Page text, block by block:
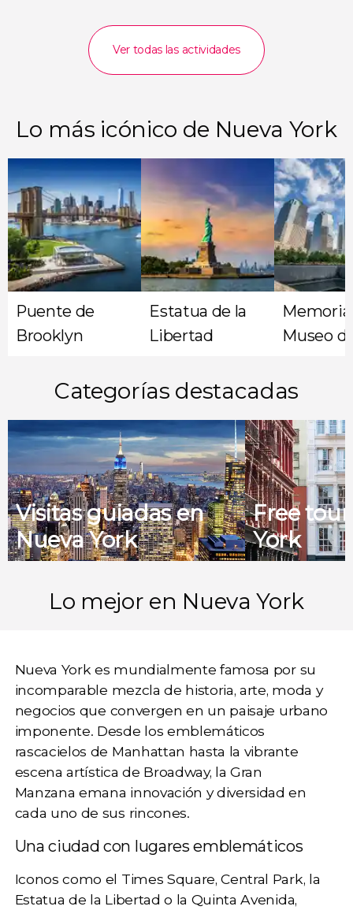
Ver todas las actividades
Lo más icónico de Nueva York
Puente de
Brooklyn
Estatua de la
Libertad
Museo
Categorías destacadas
Visitas guiadas en
Nueva York
Free
York
Lo mejor en Nueva York
Nueva Yorkes mundialmente famosa por su
incomparable mezcla de historia, arte, moda y
negocios que convergen en un paisaje urbano
imponente. Desde los emblemáticos
rascacielos de Manhattan hasta la vibrante
escena artística de Broadway, la Gran
Manzana emana innovación y diversidad en
cada uno de sus rincones.
Una ciudad con lugares emblemáticos
Iconos como el Times Square, Central Park, la
Estatua de la Libertad o la Quinta Avenida,